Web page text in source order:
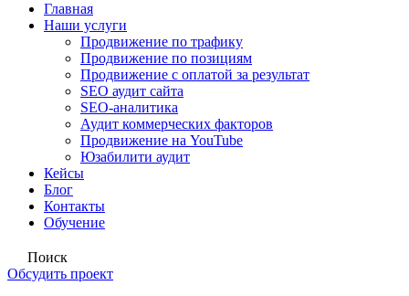
Главная
Наши услуги
Продвижение по трафику
Продвижение по позициям
Продвижение с оплатой за результат
SEO аудит сайта
SEO-аналитика
Аудит коммерческих факторов
Продвижение на YouTube
Юзабилити аудит
Кейсы
Блог
Контакты
Обучение
Поиск
Обсудить проект